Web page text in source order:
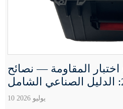
اختبار المقاومة — نصائح
10 يوليو 2026